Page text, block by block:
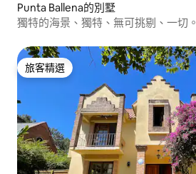
Punta Ballena的別墅
獨特的海景、獨特、無可挑剔、一切。
旅客精選
旅客精選